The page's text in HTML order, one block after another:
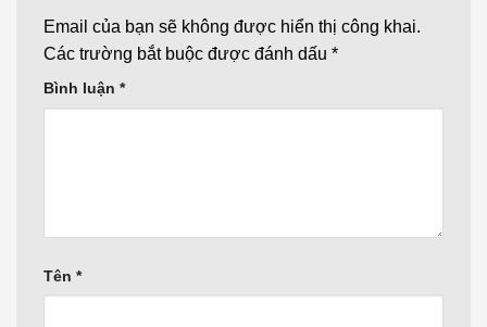
Email của bạn sẽ không được hiển thị công khai.
Các trường bắt buộc được đánh dấu *
Bình luận *
Tên *